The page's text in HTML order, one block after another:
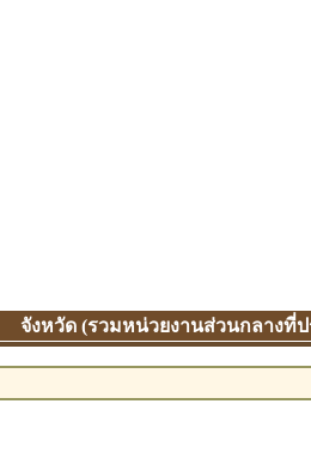
จังหวัด (รวมหน่วยงานส่วนกลางที่ป